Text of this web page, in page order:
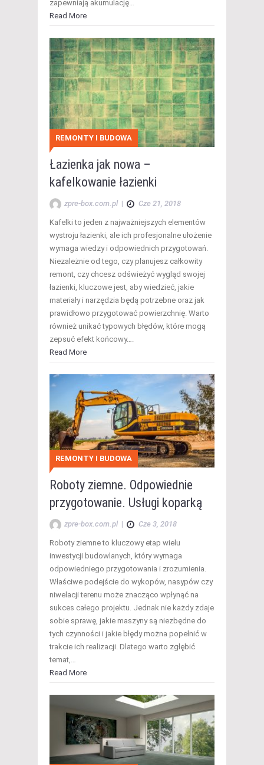
zapewniają akumulację…
Read More
REMONTY I BUDOWA
Łazienka jak nowa –
kafelkowanie łazienki
zpre-box.com.pl | Cze 21, 2018
Kafelki to jeden z najważniejszych elementów
wystroju łazienki, ale ich profesjonalne ułożenie
wymaga wiedzy i odpowiednich przygotowań.
Niezależnie od tego, czy planujesz całkowity
remont, czy chcesz odświeżyć wygląd swojej
łazienki, kluczowe jest, aby wiedzieć, jakie
materiały i narzędzia będą potrzebne oraz jak
prawidłowo przygotować powierzchnię. Warto
również unikać typowych błędów, które mogą
zepsuć efekt końcowy….
Read More
REMONTY I BUDOWA
Roboty ziemne. Odpowiednie
przygotowanie. Usługi koparką
zpre-box.com.pl | Cze 3, 2018
Roboty ziemne to kluczowy etap wielu
inwestycji budowlanych, który wymaga
odpowiedniego przygotowania i zrozumienia.
Właściwe podejście do wykopów, nasypów czy
niwelacji terenu może znacząco wpłynąć na
sukces całego projektu. Jednak nie każdy zdaje
sobie sprawę, jakie maszyny są niezbędne do
tych czynności i jakie błędy można popełnić w
trakcie ich realizacji. Dlatego warto zgłębić
temat,…
Read More